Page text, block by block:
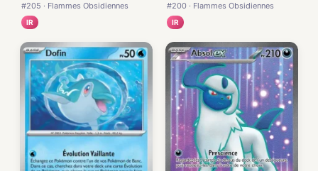
#205 · Flammes Obsidiennes
IR
#200 · Flammes Obsidiennes
IR